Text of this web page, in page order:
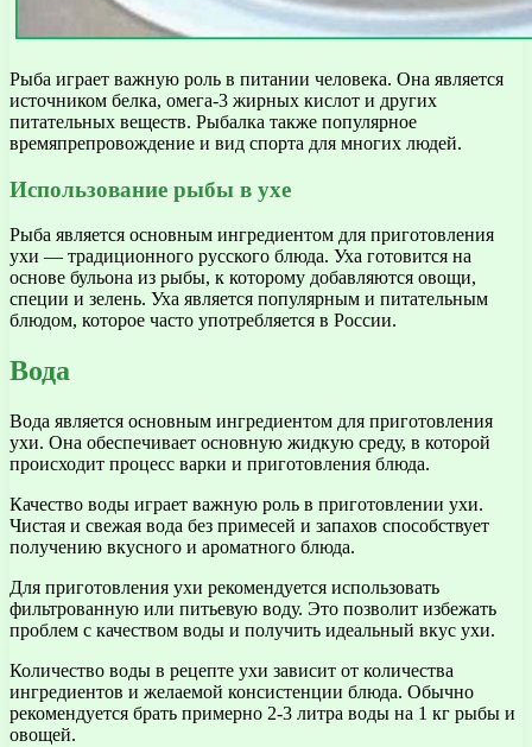
Рыба играет важную роль в питании человека. Она является
источником белка, омега-3 жирных кислот и других
питательных веществ. Рыбалка также популярное
времяпрепровождение и вид спорта для многих людей.
Использование рыбы в ухе
Рыба является основным ингредиентом для приготовления
ухи — традиционного русского блюда. Уха готовится на
основе бульона из рыбы, к которому добавляются овощи,
специи и зелень. Уха является популярным и питательным
блюдом, которое часто употребляется в России.
Вода
Вода является основным ингредиентом для приготовления
ухи. Она обеспечивает основную жидкую среду, в которой
происходит процесс варки и приготовления блюда.
Качество воды играет важную роль в приготовлении ухи.
Чистая и свежая вода без примесей и запахов способствует
получению вкусного и ароматного блюда.
Для приготовления ухи рекомендуется использовать
фильтрованную или питьевую воду. Это позволит избежать
проблем с качеством воды и получить идеальный вкус ухи.
Количество воды в рецепте ухи зависит от количества
ингредиентов и желаемой консистенции блюда. Обычно
рекомендуется брать примерно 2-3 литра воды на 1 кг рыбы и
овощей.